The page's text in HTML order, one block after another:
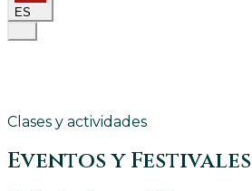
ES
Clases y actividades
Eventos y Festivales